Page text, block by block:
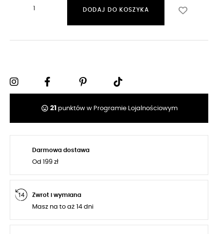
DODAJ DO KOSZYKA
tag_faces 21 punktów w Programie Lojalnościowym
Darmowa dostawa
Od 199 zł
Zwrot i wymiana
Masz na to aż 14 dni